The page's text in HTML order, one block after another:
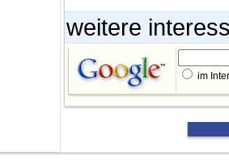
weitere
im